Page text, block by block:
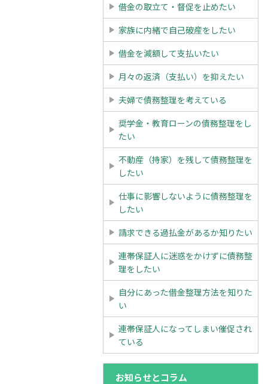
借金の取立て・督促を止めたい
家族に内緒で自己破産をしたい
借金を減額して支払いたい
月々の返済（支払い）を抑えたい
夫婦で債務整理を考えている
奨学金・教育ローンの債務整理をし
たい
不動産（持家）を残して債務整理を
したい
仕事に影響しないように債務整理を
したい
請求できる過払金があるか知りたい
連帯保証人に迷惑をかけずに債務整
理をしたい
自分にあった借金整理方法を知りた
い
連帯保証人になってしまい催促され
ている
お知らせとコラム